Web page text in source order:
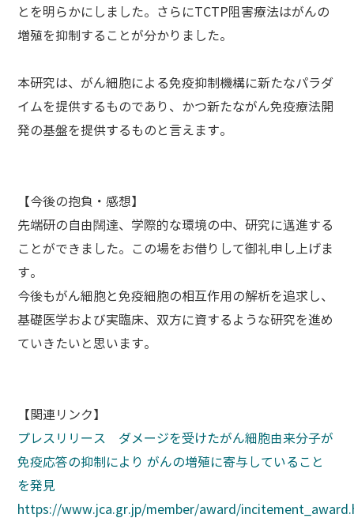
とを明らかにしました。さらにTCTP阻害療法はがんの
増殖を抑制することが分かりました。
本研究は、がん細胞による免疫抑制機構に新たなパラダ
イムを提供するものであり、かつ新たながん免疫療法開
発の基盤を提供するものと言えます。
【今後の抱負・感想】
先端研の自由闊達、学際的な環境の中、研究に邁進する
ことができました。この場をお借りして御礼申し上げま
す。
今後もがん細胞と免疫細胞の相互作用の解析を追求し、
基礎医学および実臨床、双方に資するような研究を進め
ていきたいと思います。
【関連リンク】
プレスリリース ダメージを受けたがん細胞由来分子が
免疫応答の抑制により がんの増殖に寄与していること
を発見
https://www.jca.gr.jp/member/award/